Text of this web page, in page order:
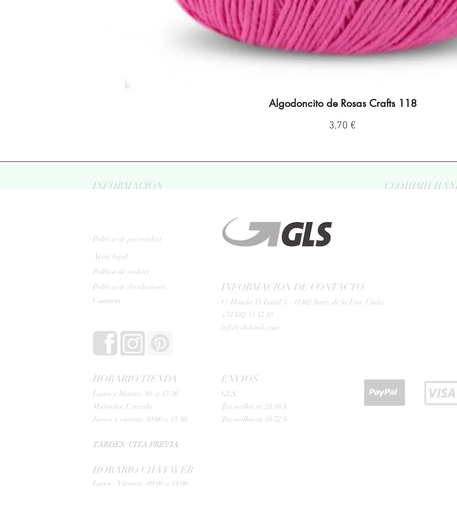
Vista rápida
Algodoncito de Rosas Crafts 118
Precio
3,70 €
INFORMACIÓN CLOHIMH
Politica de privacidad
Aviso legal
Política de cookies
Política de devoluciones
Contacta
INFORMACIÓN DE CONTACTO
C/ Honda 15 Local 3 - 11402 Jerez de la Fra. Cádiz
+34 682 53 47 85
info@clohimh.com
HORARIO TIENDA
Lunes y Martes: 10: a 13:30
Miércoles: Cerrado
Jueves y viernes: 10:00 a 13:30
TARDES: CITA PREVIA
HORARIO CHAT WEB
Lunes - Viernes: 09:00 a 14:00
ENVIOS
GLS:
Tus ovillos en 24/48 h
Tus ovillos en 48/72 h